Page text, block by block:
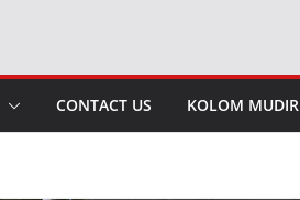
CONTACT US KOLOM MUDIR